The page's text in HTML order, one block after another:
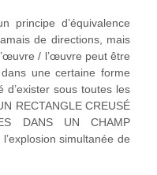
principe d’équivalence
de directions, mais
/ l’œuvre peut être
une certaine forme
d’exister sous toutes les
RECTANGLE CREUSÉ
DANS UN CHAMP
simultanée de